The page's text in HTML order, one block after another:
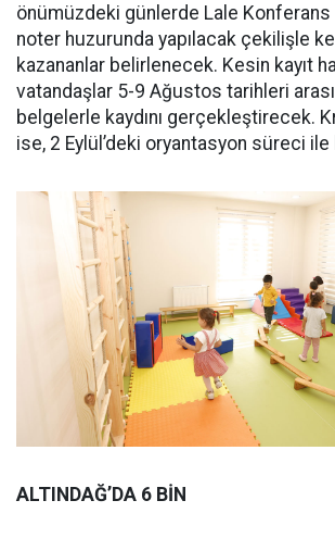
önümüzdeki günlerde Lale Konferans
noter huzurunda yapılacak çekilişle
kazananlar belirlenecek. Kesin kayıt
vatandaşlar 5-9 Ağustos tarihleri
belgelerle kaydını gerçekleştirecek.
ise, 2 Eylül’deki oryantasyon süreci
ALTINDAĞ’DA 6 BİN